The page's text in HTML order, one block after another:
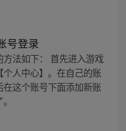
号登录
法如下： 首先进入游戏
人中心】。在自己的账
这个账号下面添加新账